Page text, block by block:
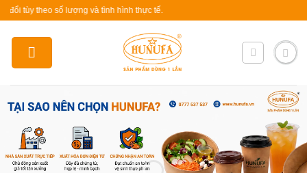
Skip
content
số lượng và tình hình thực tế.